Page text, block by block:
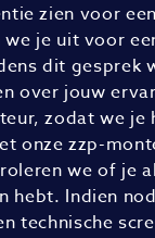
zien voor
we je uit voor
dit gesprek
over jouw
zodat we je
onze zzp-
we of je
hebt. Indien
technische